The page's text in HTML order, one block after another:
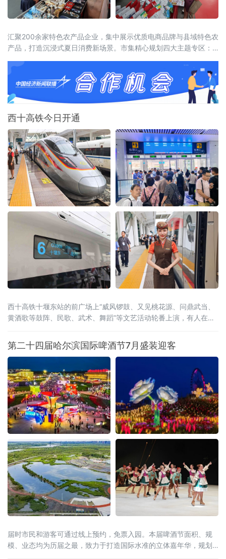
汇聚200余家特色农产品企业，集中展示优质电商品牌与县域特色农
产品，打造沉浸式夏日消费新场景。市集精心规划四大主题专区：
黑土优品区严选龙江生态农产品
西十高铁今日开通
西十高铁十堰东站的前广场上“威风锣鼓、又见桃花源、问鼎武当、
黄酒歌等鼓阵、民歌、武术、舞蹈”等文艺活动轮番上演，有人在广
第二十四届哈尔滨国际啤酒节7月盛装迎客
届时市民和游客可通过线上预约，免票入园。本届啤酒节面积、规
模、业态均为历届之最，致力于打造国际水准的立体嘉年华，规划